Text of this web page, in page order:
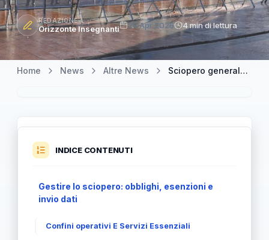
REDAZIONE
Orizzonte Insegnanti 28 Apr 2026 4 min di lettura
Home News Altre News Sciopero generale del 1° maggio 2026: nota ufficiale per il comparto Funzioni Centrali
INDICE CONTENUTI
Gestire lo sciopero: obblighi, esenzioni e
invio dati
Confini operativi E Servizi Essenziali